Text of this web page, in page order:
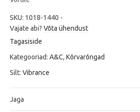
SKU: 1018-1440 -
Vajate abi? Võta ühendust
Tagasiside
Kategooriad: A&C, Kõrvarõngad
Silt: Vibrance
Jaga